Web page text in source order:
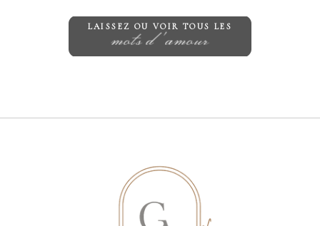
this browser for the next time I
comment. mots d'amour
LAISSEZ OU VOIR TOUS LES